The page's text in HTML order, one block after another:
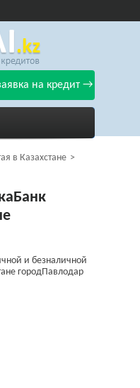
на кредит →
в Казахстане
и безналичной
городПавлодар